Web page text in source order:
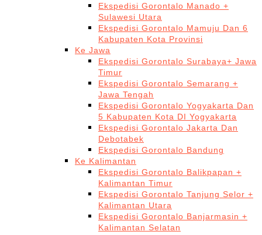
Ekspedisi Gorontalo Manado +
Sulawesi Utara
Ekspedisi Gorontalo Mamuju Dan 6
Kabupaten Kota Provinsi
Ke Jawa
Ekspedisi Gorontalo Surabaya+ Jawa
Timur
Ekspedisi Gorontalo Semarang +
Jawa Tengah
Ekspedisi Gorontalo Yogyakarta Dan
5 Kabupaten Kota DI Yogyakarta
Ekspedisi Gorontalo Jakarta Dan
Debotabek
Ekspedisi Gorontalo Bandung
Ke Kalimantan
Ekspedisi Gorontalo Balikpapan +
Kalimantan Timur
Ekspedisi Gorontalo Tanjung Selor +
Kalimantan Utara
Ekspedisi Gorontalo Banjarmasin +
Kalimantan Selatan